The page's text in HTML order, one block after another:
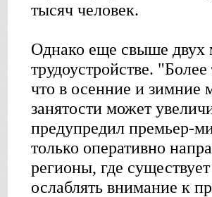
тысяч человек.
Однако еще свыше двух
трудоустройстве.
что в осенние и зимние
занятости может
предупредил премьер-
только оперативно
регионы, где
ослаблять внимание к